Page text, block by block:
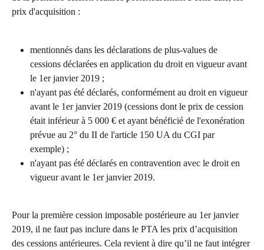
prix d'acquisition :
mentionnés dans les déclarations de plus-values de
cessions déclarées en application du droit en vigueur avant
le 1er janvier 2019 ;
n'ayant pas été déclarés, conformément au droit en vigueur
avant le 1er janvier 2019 (cessions dont le prix de cession
était inférieur à 5 000 € et ayant bénéficié de l'exonération
prévue au 2° du II de l'article 150 UA du CGI par
exemple) ;
n'ayant pas été déclarés en contravention avec le droit en
vigueur avant le 1er janvier 2019.
Pour la première cession imposable postérieure au 1er janvier
2019, il ne faut pas inclure dans le PTA les prix d’acquisition
des cessions antérieures. Cela revient à dire qu’il ne faut intégrer